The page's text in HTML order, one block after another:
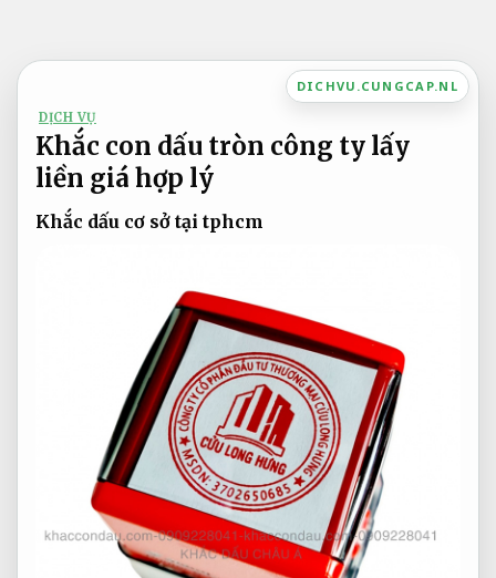
nội
DICHVU.CUNGCAP.NL
DỊCH VỤ
Khắc con dấu tròn công ty lấy
liền giá hợp lý
Khắc dấu cơ sở tại tphcm